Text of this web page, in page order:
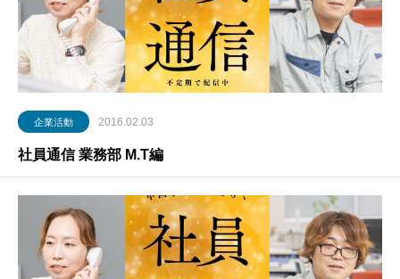
企業活動 2016.02.03
社員通信 業務部 M.T編